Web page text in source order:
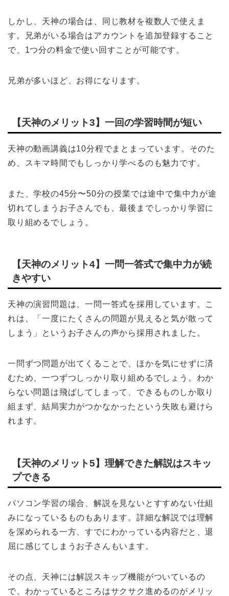
しかし、天神の場合は、同じ教材を複数人で使えま
す。兄弟がいる場合はアカウントを追加登録すること
で、1つ分の料金で使い回すことが可能です。
兄弟が多いほど、お得になります。
【天神のメリット3】一回の学習時間が短い
天神の動画講義は10分程でまとまっています。そのた
め、スキマ時間でもしっかり学べるのも魅力です。
また、学校の45分〜50分の授業では途中で集中力が途
切れてしまうお子さんでも、最後までしっかり学習に
取り組めるでしょう。
【天神のメリット4】一問一答式で集中力が続
きやすい
天神の演習問題は、一問一答式を採用しています。こ
れは、「一度にたくさんの問題が見えると気が散って
しまう」というお子さんの声から採用されました。
一問ずつ問題が出てくることで、ほかを気にせずに済
むため、一つずつしっかり取り組めるでしょう。わか
らない問題は飛ばしてしまって、できるものしか取り
組まず、結局実力がつかなかったという失敗も避けら
れます。
【天神のメリット5】理解できた解説はスキッ
プできる
パソコン学習の場合、解説を見ないとすすめない仕組
みになっているものもあります。詳細な解説では理解
を深められる一方、すでにわかっている内容だと、退
屈に感じてしまうお子さんもいます。
その点、天神には解説スキップ機能がついているの
で、わかっているところはサクサク進めるのがメリッ